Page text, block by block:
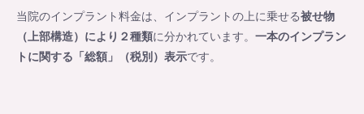
当院のインプラント料金は、インプラントの上に乗せる被せ物
（上部構造）により２種類に分かれています。 一本のインプラン
トに関する 「総額」（税別）表示です。